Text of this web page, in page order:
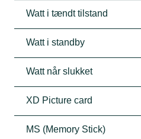
Watt i tændt tilstand
Watt i standby
Watt når slukket
XD Picture card
MS (Memory Stick)